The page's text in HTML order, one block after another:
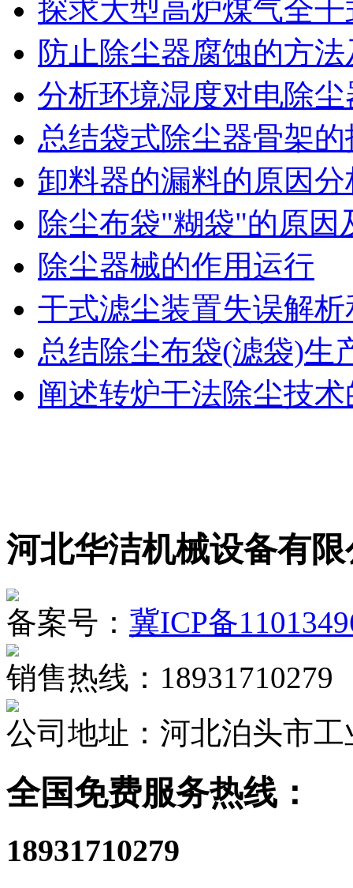
探求大型高炉煤气全
防止除尘器腐蚀的方
分析环境湿度对电除
总结袋式除尘器骨架
卸料器的漏料的原因分
除尘布袋"糊袋"的原因
除尘器械的作用运行
干式滤尘装置失误解
总结除尘布袋(滤袋)生
阐述转炉干法除尘技
河北华洁机械设备有
备案号： 冀ICP备
销售热线：18931710279
公司地址：河北泊头市
全国免费服务热线：
18931710279